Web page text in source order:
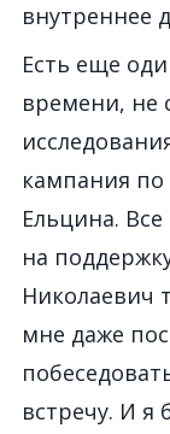
внутреннее
Есть еще
времени, не
кампания
Ельцина.
на
Николаевич
мне даже
встречу. И я